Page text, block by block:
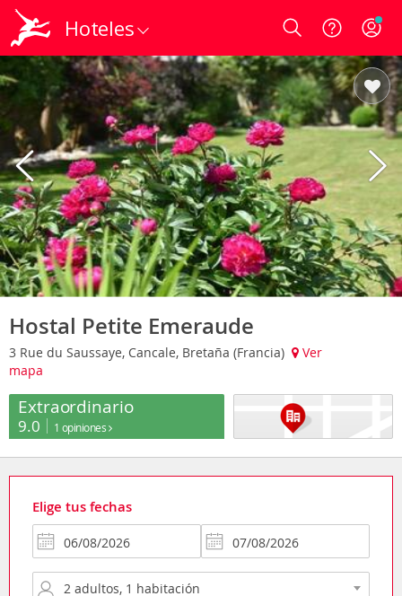
Hoteles Login
Hostal Petite Emeraude
3 Rue du Saussaye, Cancale, Bretaña (Francia)
Ver
mapa
Extraordinario
9.0 1 opiniones
Elige tus fechas